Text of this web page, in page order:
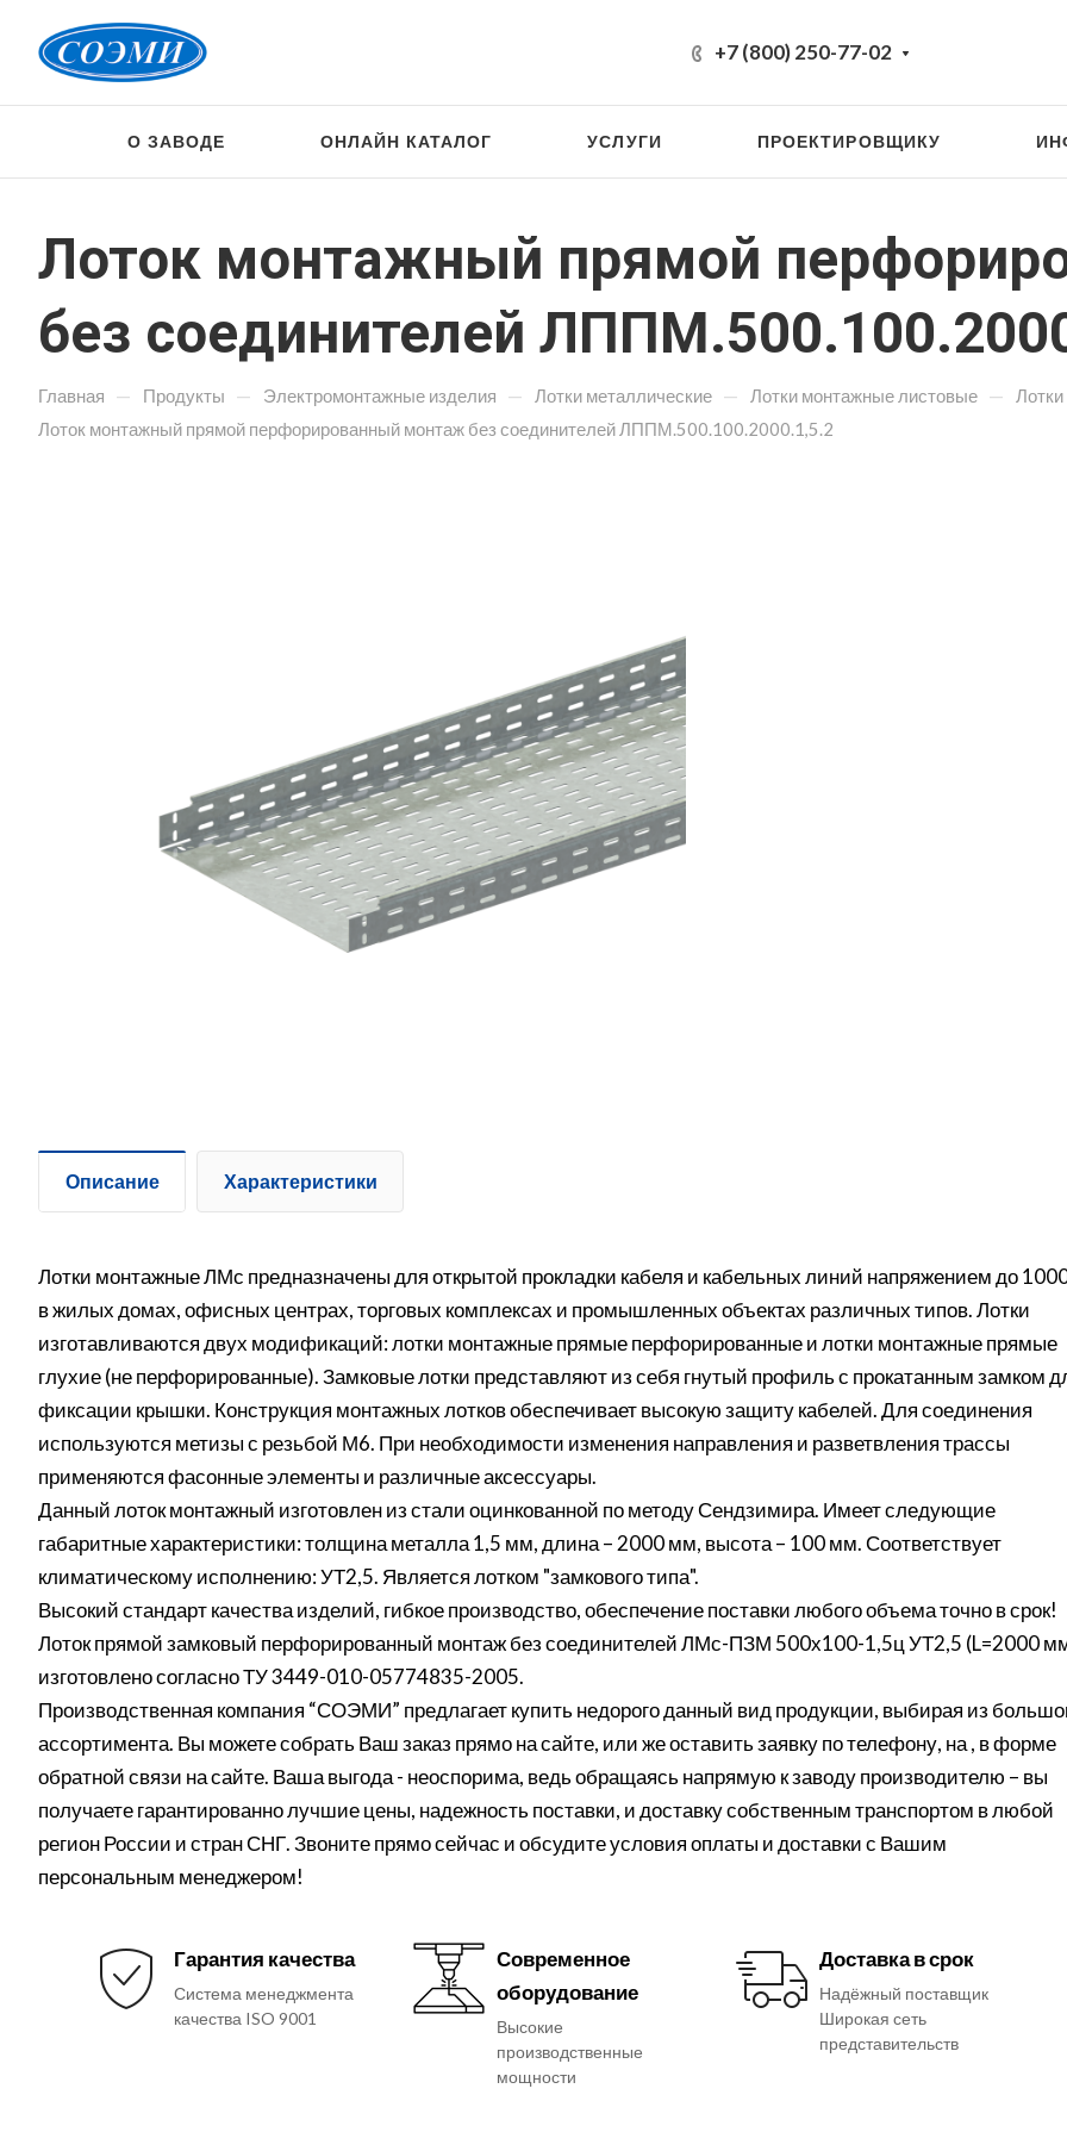
+7 (800) 250-77-02
О ЗАВОДЕ ОНЛАЙН КАТАЛОГ УСЛУГИ ПРОЕКТИРОВЩИКУ
Лоток монтажный прямой
без соединителей
Главная — Продукты — Электромонтажные изделия — Лотки металлические — Лотки монтажные листовые —
Лоток монтажный прямой перфорированный монтаж без соединителей ЛППМ.500.100.2000.1,5.2
Описание Характеристики
Лотки монтажные ЛМс предназначены для открытой прокладки кабеля и кабельных линий напряжением до
в жилых домах, офисных центрах, торговых комплексах и промышленных объектах различных типов. Лотки
изготавливаются двух модификаций: лотки монтажные прямые перфорированные и лотки монтажные прямые
глухие (не перфорированные). Замковые лотки представляют из себя гнутый профиль с прокатанным замком
фиксации крышки. Конструкция монтажных лотков обеспечивает высокую защиту кабелей. Для соединения
используются метизы с резьбой М6. При необходимости изменения направления и разветвления трассы
применяются фасонные элементы и различные аксессуары.
Данный лоток монтажный изготовлен из стали оцинкованной по методу Сендзимира. Имеет следующие
габаритные характеристики: толщина металла 1,5 мм, длина – 2000 мм, высота – 100 мм. Соответствует
климатическому исполнению: УТ2,5. Является лотком "замкового типа".
Высокий стандарт качества изделий, гибкое производство, обеспечение поставки любого объема точно в срок!
Лоток прямой замковый перфорированный монтаж без соединителей ЛМс-ПЗМ 500х100-1,5ц УТ2,5 (L=2000
изготовлено согласно ТУ 3449-010-05774835-2005.
Производственная компания “СОЭМИ” предлагает купить недорого данный вид продукции, выбирая из
ассортимента. Вы можете собрать Ваш заказ прямо на сайте, или же оставить заявку по телефону, на , в форме
обратной связи на сайте. Ваша выгода - неоспорима, ведь обращаясь напрямую к заводу производителю – вы
получаете гарантированно лучшие цены, надежность поставки, и доставку собственным транспортом в любой
регион России и стран СНГ. Звоните прямо сейчас и обсудите условия оплаты и доставки с Вашим
персональным менеджером!
Гарантия качества
Система менеджмента
качества ISO 9001
Современное
оборудование
Высокие
производственные
мощности
Доставка в срок
Надёжный поставщик
Широкая сеть
представительств